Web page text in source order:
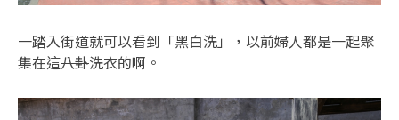
一踏入街道就可以看到「黑白洗」，以前婦人都是一起聚
集在這八卦洗衣的啊。